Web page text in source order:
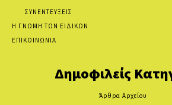
ΣΥΝΕΝΤΕΥΞΕΙΣ
Η ΓΝΩΜΗ ΤΩΝ ΕΙΔΙΚΩΝ
ΕΠΙΚΟΙΝΩΝΙΑ
Δημοφιλείς
Άρθρα Αρχείου